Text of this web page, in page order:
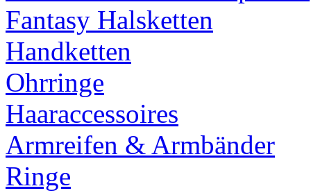
Fantasy Halsketten
Handketten
Ohrringe
Haaraccessoires
Armreifen & Armbänder
Ringe